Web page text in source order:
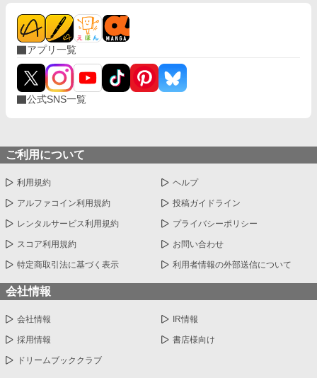
アプリ一覧
公式SNS一覧
ご利用について
利用規約 ヘルプ
アルファコイン利用規約 投稿ガイドライン
レンタルサービス利用規約 プライバシーポリシー
スコア利用規約 お問い合わせ
特定商取引法に基づく表示 利用者情報の外部送信について
会社情報
会社情報 IR情報
採用情報 書店様向け
ドリームブッククラブ